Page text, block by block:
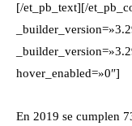
[/et_pb_text][/
hover_enabled=»0″]
En 2019 se cumplen